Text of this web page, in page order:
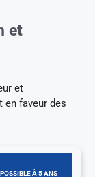
et
et
en faveur des
À 5 ANS